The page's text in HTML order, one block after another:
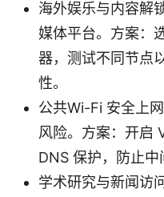
海外娱乐与内容解
媒体平台。方案：
器，测试不同节点
性。
公共Wi-Fi 安全上
风险。方案：开启
DNS 保护，防止中
学术研究与新闻访